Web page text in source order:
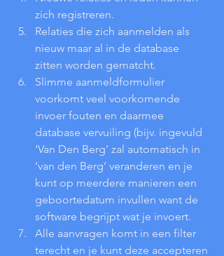
zich registreren.
Relaties die zich aanmelden als
nieuw maar al in de database
zitten worden gematcht.
Slimme aanmeldformulier
voorkomt veel voorkomende
invoer fouten en daarmee
database vervuiling (bijv. ingevuld
‘Van Den Berg’ zal automatisch in
‘van den Berg’ veranderen en je
kunt op meerdere manieren een
geboortedatum invullen want de
software begrijpt wat je invoert.
Alle aanvragen komt in een filter
terecht en je kunt deze accepteren